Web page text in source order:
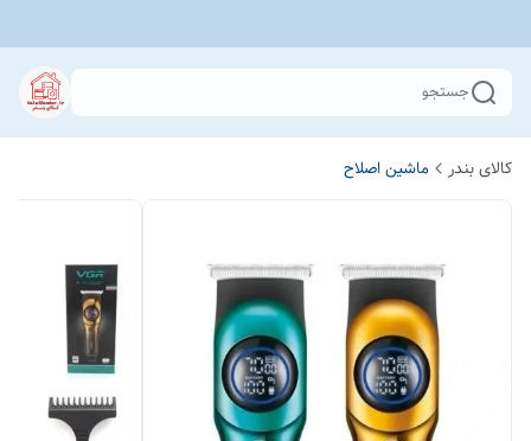
جستجو
کالای بندر ماشین اصلاح